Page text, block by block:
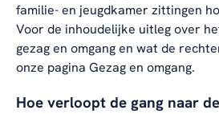
familie- en jeugdkamer zittingen
Voor de inhoudelijke uitleg over
gezag en omgang en wat de
onze pagina Gezag en omgang.
Hoe verloopt de gang naar